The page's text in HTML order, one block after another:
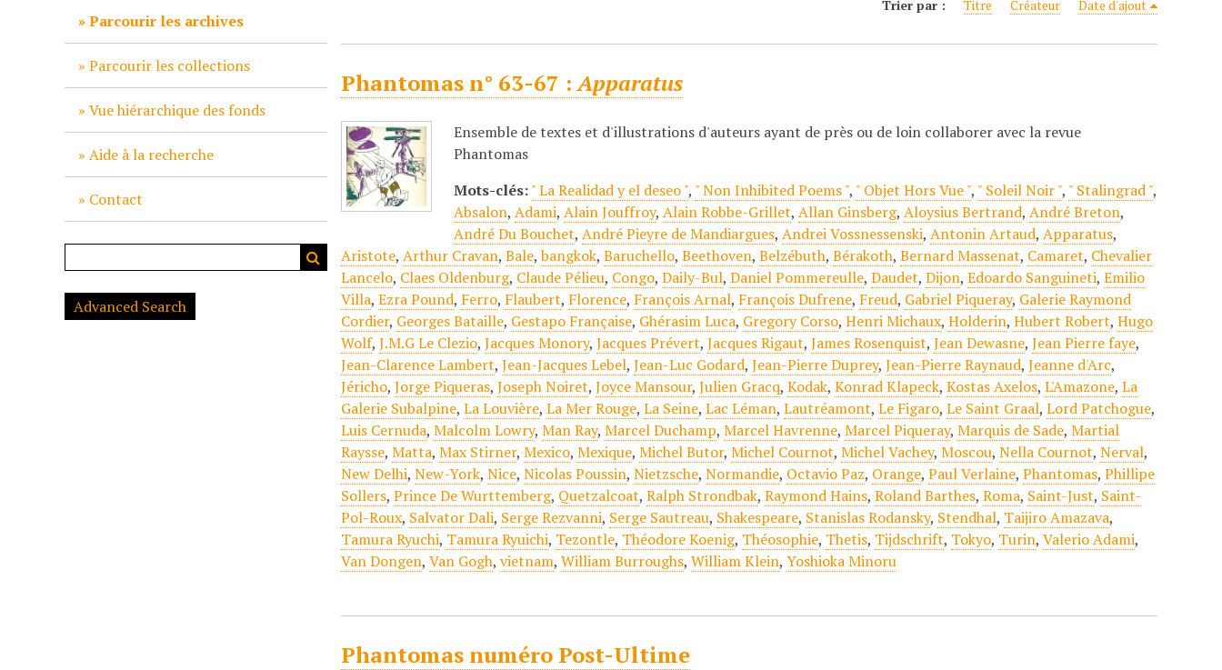
Parcourir les archives
Parcourir les collections
Vue hiérarchique des fonds
Aide à la recherche
Contact
Advanced Search
Trier par : Titre Créateur Date d'ajout
Phantomas n° 63-67 :Apparatus
Ensemble de textes et d'illustrations d'auteurs ayant de près ou de loin collaborer avec la revue
Phantomas
Mots-clés:" La Realidad y el deseo ", " Non Inhibited Poems ", " Objet Hors Vue ", " Soleil Noir ", " Stalingrad ",
Absalon,Adami,Alain Jouffroy,Alain Robbe-Grillet,Allan Ginsberg,Aloysius Bertrand,André Breton,
André Du Bouchet,André Pieyre de Mandiargues,Andrei Vossnessenski,Antonin Artaud,Apparatus,
Aristote,Arthur Cravan,Bale,bangkok,Baruchello,Beethoven,Belzébuth,Bérakoth,Bernard Massenat, Camaret, Chevalier
Lancelo, Claes Oldenburg, Claude Pélieu, Congo,Daily-Bul,Daniel Pommereulle,Daudet,Dijon,Edoardo Sanguineti,Emilio
Villa,Ezra Pound, Ferro, Flaubert, Florence, François Arnal, François Dufrene, Freud, Gabriel Piqueray, Galerie Raymond
Cordier, Georges Bataille, Gestapo Française, Ghérasim Luca, Gregory Corso,Henri Michaux,Holderin,Hubert Robert,Hugo
Wolf,J.M.G Le Clezio,Jacques Monory,Jacques Prévert,Jacques Rigaut,James Rosenquist,Jean Dewasne,Jean Pierre faye,
Jean-Clarence Lambert,Jean-Jacques Lebel,Jean-Luc Godard,Jean-Pierre Duprey,Jean-Pierre Raynaud,Jeanne d'Arc,
Jéricho,Jorge Piqueras,Joseph Noiret,Joyce Mansour,Julien Gracq,Kodak,Konrad Klapeck,Kostas Axelos,L'Amazone,La
Galerie Subalpine,La Louvière,La Mer Rouge,La Seine,Lac Léman,Lautréamont,Le Figaro,Le Saint Graal,Lord Patchogue,
Luis Cernuda,Malcolm Lowry,Man Ray,Marcel Duchamp,Marcel Havrenne,Marcel Piqueray,Marquis de Sade,Martial
Raysse,Matta,Max Stirner,Mexico,Mexique,Michel Butor,Michel Cournot,Michel Vachey,Moscou,Nella Cournot,Nerval,
New Delhi,New-York,Nice,Nicolas Poussin,Nietzsche,Normandie, Octavio Paz, Orange,Paul Verlaine,Phantomas,Phillipe
Sollers,Prince De Wurttemberg, Quetzalcoat,Ralph Strondbak,Raymond Hains,Roland Barthes,Roma, Saint-Just, Saint-
Pol-Roux, Salvator Dali, Serge Rezvanni, Serge Sautreau, Shakespeare, Stanislas Rodansky, Stendhal, Taijiro Amazava,
Tamura Ryuchi, Tamura Ryuichi, Tezontle, Théodore Koenig, Théosophie, Thetis, Tijdschrift, Tokyo, Turin,Valerio Adami,
Van Dongen,Van Gogh,vietnam,William Burroughs,William Klein,Yoshioka Minoru
Phantomas numéro Post-Ultime